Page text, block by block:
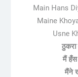
Main Hans
Maine
Usne
मैं हँस
मैंने